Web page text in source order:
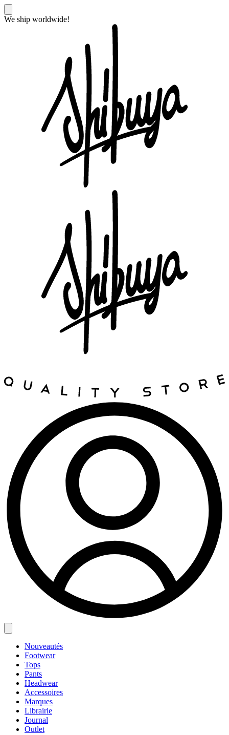
We ship worldwide!
Nouveautés
Footwear
Tops
Pants
Headwear
Accessoires
Marques
Librairie
Journal
Outlet